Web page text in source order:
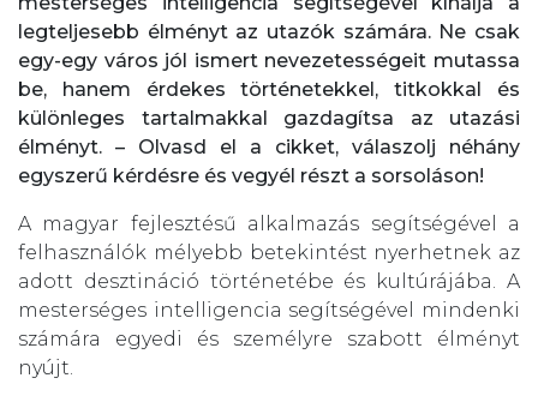
legteljesebb élményt az utazók számára. Ne csak
egy-egy város jól ismert nevezetességeit mutassa
be, hanem érdekes történetekkel, titkokkal és
különleges tartalmakkal gazdagítsa az utazási
élményt. – Olvasd el a cikket, válaszolj néhány
egyszerű kérdésre és vegyél részt a sorsoláson!
A magyar fejlesztésű alkalmazás segítségével a
felhasználók mélyebb betekintést nyerhetnek az
adott desztináció történetébe és kultúrájába. A
mesterséges intelligencia segítségével mindenki
számára egyedi és személyre szabott élményt
nyújt.